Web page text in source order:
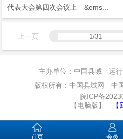
代表大会第四次会议上 &ems...
上一页
主办单位：中国县域 运
版权所有：中国县域网 中
皖ICP备
【电脑版】
首页 会员